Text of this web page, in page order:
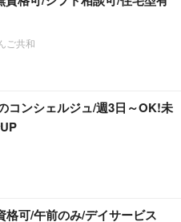
ご共和
コンシェルジュ/週3日～OK!未
格可/午前のみ/デイサービス